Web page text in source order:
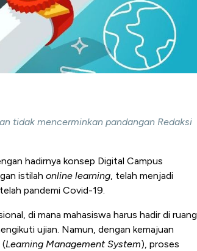
tidak mencerminkan pandangan Redaksi
hadirnya konsep Digital Campus
istilah online learning , telah menjadi
pandemi Covid-19.
di mana mahasiswa harus hadir di ruang
ujian. Namun, dengan kemajuan
(Learning Management System), proses